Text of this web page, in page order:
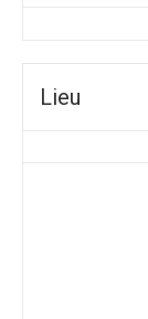
Lieu